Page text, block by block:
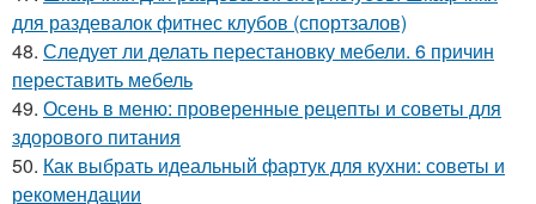
для раздевалок фитнес клубов (спортзалов)
48. Следует ли делать перестановку мебели. 6 причин
переставить мебель
49. Осень в меню: проверенные рецепты и советы для
здорового питания
50. Как выбрать идеальный фартук для кухни: советы и
рекомендации